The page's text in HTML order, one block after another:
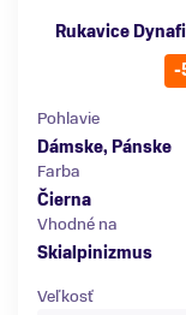
Rukavice
-
Pohlavie
Dámske, Pánske
Farba
Čierna
Vhodné na
Skialpinizmus
Veľkosť